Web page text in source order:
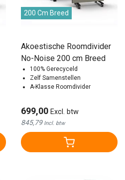
200 Cm Breed
Akoestische Roomdivider
No-Noise 200 cm Breed
100% Gerecyceld
Zelf Samenstellen
A-Klasse Roomdivider
699,00 Excl. btw
845,79 Incl. btw